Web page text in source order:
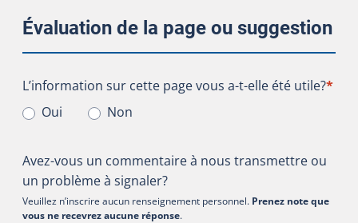
Évaluation de la page ou suggestion
L’information sur cette page vous a-t-elle été utile?
L’information sur cette page vous a-t-elle été utile?*
Oui
Non
Avez-vous un commentaire à nous transmettre ou
un problème à signaler?
Veuillez n’inscrire aucun renseignement personnel. Prenez note que
vous ne recevrez aucune réponse.